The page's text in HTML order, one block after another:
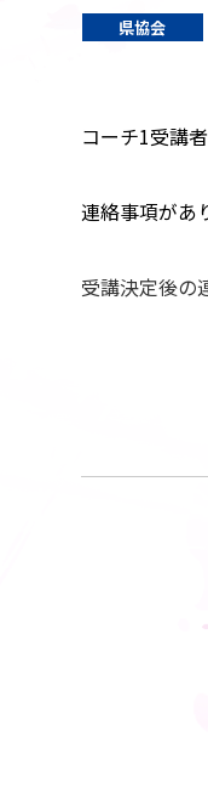
県協会
コーチ1受講
連絡事項があ
受講決定後の